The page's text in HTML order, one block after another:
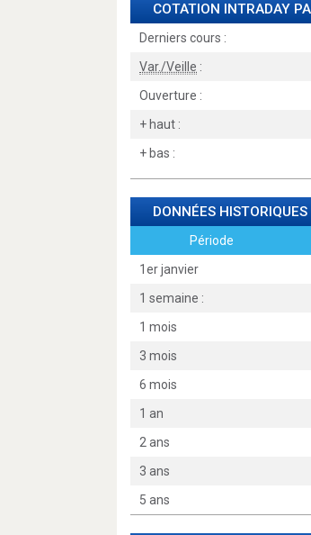
COTATION INTRADAY
Derniers cours :
Var./Veille :
Ouverture :
+ haut :
+ bas :
DONNÉES HISTORIQUES
Période
1er janvier
1 semaine :
1 mois
3 mois
6 mois
1 an
2 ans
3 ans
5 ans